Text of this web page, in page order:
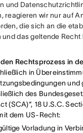
und
reagieren wir nur auf
die sich an die
das geltende Recht
Rechtsprozess in
in
und
des
(SCA)“, 18 U.S.C.
dem US-Recht:
Vorladung in